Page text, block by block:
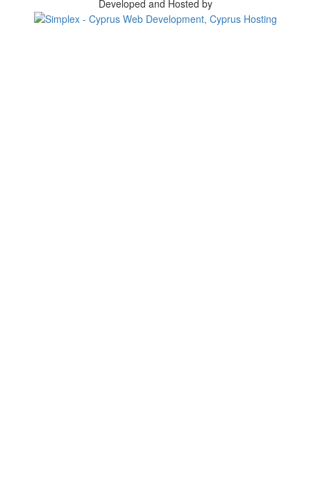
Developed and Hosted by